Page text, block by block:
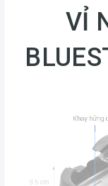
VỈ